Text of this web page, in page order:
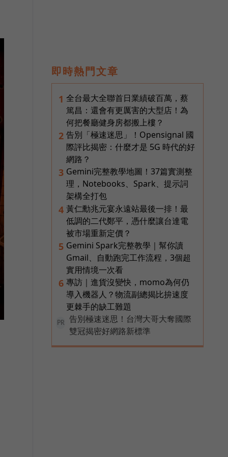
即時熱門文章
1 全台最大全聯首日業績破百萬，蔡
篤昌：還會有更厲害的大型店！為
何把餐廳健身房都搬上樓？
2 告別「極速迷思」！Opensignal 國
際評比揭密：什麼才是 5G 時代的好
網路？
3 Gemini完整教學地圖！37篇實測整
理，Notebooks、Spark、提示詞
架構全打包
4 黃仁勳兆元宴永遠站最後一排！最
低調的二代鄭平，憑什麼讓台達電
被市場重新定價？
5 Gemini Spark完整教學｜幫你讀
Gmail、自動跑完工作流程，3個超
實用情境一次看
6 專訪｜進貨沒變快，momo為何仍
導入機器人？物流副總揭比拚速度
更棘手的缺工難題
PR
告別極速迷思！台灣大哥大奪國際
雙冠揭密好網路新標準